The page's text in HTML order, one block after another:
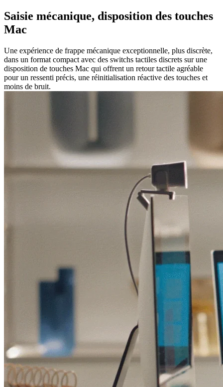
Saisie mécanique, disposition des touches
Mac
Une expérience de frappe mécanique exceptionnelle, plus discrète,
dans un format compact avec des switchs tactiles discrets sur une
disposition de touches Mac qui offrent un retour tactile agréable
pour un ressenti précis, une réinitialisation réactive des touches et
moins de bruit.